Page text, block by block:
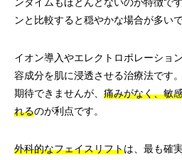
ンと比較すると穏やかな場合が多いで
イオン導入やエレクトロポレーショ
容成分を肌に浸透させる治療法です
期待できませんが、 痛みがなく、敏
れるのが利点です。
外科的なフェイスリフトは、最も確